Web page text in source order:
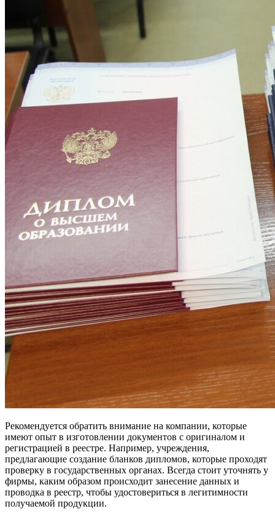
Рекомендуется обратить внимание на компании, которые
имеют опыт в изготовлении документов с оригиналом и
регистрацией в реестре. Например, учреждения,
предлагающие создание бланков дипломов, которые проходят
проверку в государственных органах. Всегда стоит уточнять у
фирмы, каким образом происходит занесение данных и
проводка в реестр, чтобы удостовериться в легитимности
получаемой продукции.